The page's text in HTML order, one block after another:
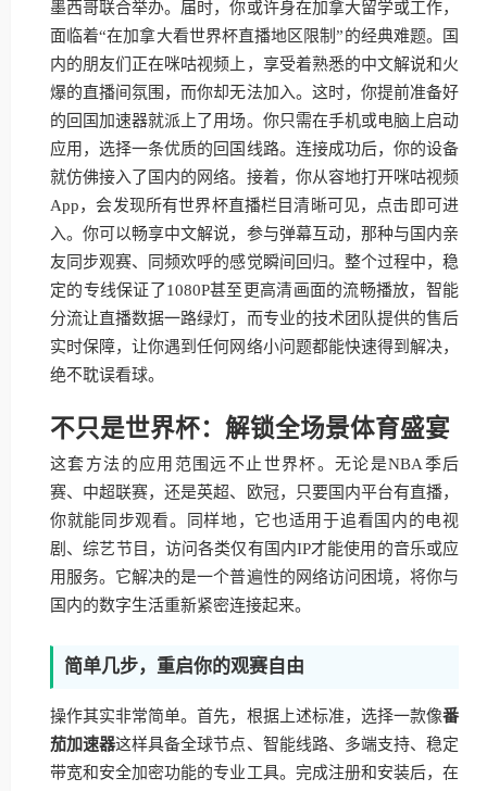
墨西哥联合举办。届时，你或许身在加拿大留学或工作，
面临着“在加拿大看世界杯直播地区限制”的经典难题。国
内的朋友们正在咪咕视频上，享受着熟悉的中文解说和火
爆的直播间氛围，而你却无法加入。这时，你提前准备好
的回国加速器就派上了用场。你只需在手机或电脑上启动
应用，选择一条优质的回国线路。连接成功后，你的设备
就仿佛接入了国内的网络。接着，你从容地打开咪咕视频
App，会发现所有世界杯直播栏目清晰可见，点击即可进
入。你可以畅享中文解说，参与弹幕互动，那种与国内亲
友同步观赛、同频欢呼的感觉瞬间回归。整个过程中，稳
定的专线保证了1080P甚至更高清画面的流畅播放，智能
分流让直播数据一路绿灯，而专业的技术团队提供的售后
实时保障，让你遇到任何网络小问题都能快速得到解决，
绝不耽误看球。
不只是世界杯：解锁全场景体育盛宴
这套方法的应用范围远不止世界杯。无论是NBA季后
赛、中超联赛，还是英超、欧冠，只要国内平台有直播，
你就能同步观看。同样地，它也适用于追看国内的电视
剧、综艺节目，访问各类仅有国内IP才能使用的音乐或应
用服务。它解决的是一个普遍性的网络访问困境，将你与
国内的数字生活重新紧密连接起来。
简单几步，重启你的观赛自由
操作其实非常简单。首先，根据上述标准，选择一款像番
茄加速器这样具备全球节点、智能线路、多端支持、稳定
带宽和安全加密功能的专业工具。完成注册和安装后，在